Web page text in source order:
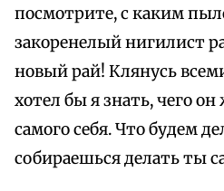
посмотрите, с каким
закоренелый нигилист
новый рай! Клянусь
хотел бы я знать, чего
самого себя. Что будем
собираешься делать ты